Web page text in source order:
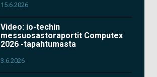
15.6.2026
Video: io-techin
messuosastoraportit Computex
2026 -tapahtumasta
3.6.2026